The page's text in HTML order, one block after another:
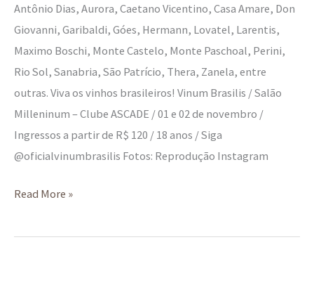
Antônio Dias, Aurora, Caetano Vicentino, Casa Amare, Don
Giovanni, Garibaldi, Góes, Hermann, Lovatel, Larentis,
Maximo Boschi, Monte Castelo, Monte Paschoal, Perini,
Rio Sol, Sanabria, São Patrício, Thera, Zanela, entre
outras. Viva os vinhos brasileiros! Vinum Brasilis / Salão
Milleninum – Clube ASCADE / 01 e 02 de novembro /
Ingressos a partir de R$ 120 / 18 anos / Siga
@oficialvinumbrasilis Fotos: Reprodução Instagram
Read More »